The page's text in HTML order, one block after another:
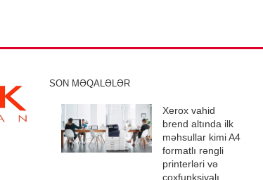
SON MƏQALƏLƏR
Xerox vahid
brend altında ilk
məhsullar kimi A4
formatlı rəngli
printerləri və
çoxfunksiyalı